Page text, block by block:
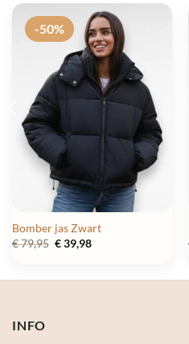
-50%
Bomber jas Zwart
€79,95 Oorspronkelijke
€39,98Huidige
INFO